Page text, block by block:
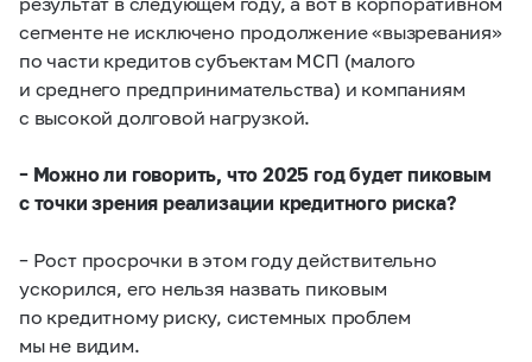
сегменте не исключено продолжение «вызревания»
по части кредитов субъектам МСП (малого
и среднего предпринимательства) и компаниям
с высокой долговой нагрузкой.
– Можно ли говорить, что 2025 год будет пиковым
с точки зрения реализации кредитного риска?
– Рост просрочки в этом году действительно
ускорился, его нельзя назвать пиковым
по кредитному риску, системных проблем
мы не видим.